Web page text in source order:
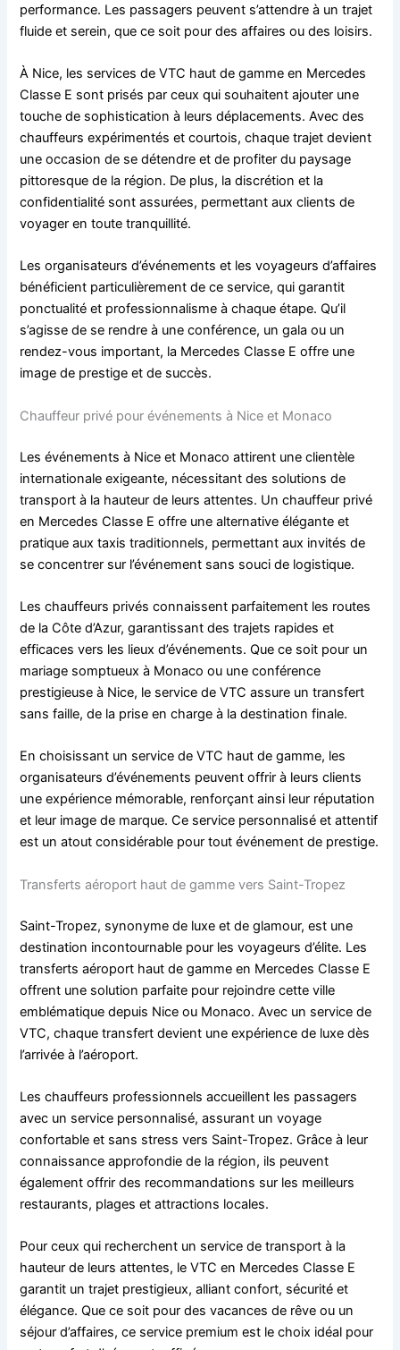
performance. Les passagers peuvent s’attendre à un trajet
fluide et serein, que ce soit pour des affaires ou des loisirs.
À Nice, les services de VTC haut de gamme en Mercedes
Classe E sont prisés par ceux qui souhaitent ajouter une
touche de sophistication à leurs déplacements. Avec des
chauffeurs expérimentés et courtois, chaque trajet devient
une occasion de se détendre et de profiter du paysage
pittoresque de la région. De plus, la discrétion et la
confidentialité sont assurées, permettant aux clients de
voyager en toute tranquillité.
Les organisateurs d’événements et les voyageurs d’affaires
bénéficient particulièrement de ce service, qui garantit
ponctualité et professionnalisme à chaque étape. Qu’il
s’agisse de se rendre à une conférence, un gala ou un
rendez-vous important, la Mercedes Classe E offre une
image de prestige et de succès.
Chauffeur privé pour événements à Nice et Monaco
Les événements à Nice et Monaco attirent une clientèle
internationale exigeante, nécessitant des solutions de
transport à la hauteur de leurs attentes. Un chauffeur privé
en Mercedes Classe E offre une alternative élégante et
pratique aux taxis traditionnels, permettant aux invités de
se concentrer sur l’événement sans souci de logistique.
Les chauffeurs privés connaissent parfaitement les routes
de la Côte d’Azur, garantissant des trajets rapides et
efficaces vers les lieux d’événements. Que ce soit pour un
mariage somptueux à Monaco ou une conférence
prestigieuse à Nice, le service de VTC assure un transfert
sans faille, de la prise en charge à la destination finale.
En choisissant un service de VTC haut de gamme, les
organisateurs d’événements peuvent offrir à leurs clients
une expérience mémorable, renforçant ainsi leur réputation
et leur image de marque. Ce service personnalisé et attentif
est un atout considérable pour tout événement de prestige.
Transferts aéroport haut de gamme vers Saint-Tropez
Saint-Tropez, synonyme de luxe et de glamour, est une
destination incontournable pour les voyageurs d’élite. Les
transferts aéroport haut de gamme en Mercedes Classe E
offrent une solution parfaite pour rejoindre cette ville
emblématique depuis Nice ou Monaco. Avec un service de
VTC, chaque transfert devient une expérience de luxe dès
l’arrivée à l’aéroport.
Les chauffeurs professionnels accueillent les passagers
avec un service personnalisé, assurant un voyage
confortable et sans stress vers Saint-Tropez. Grâce à leur
connaissance approfondie de la région, ils peuvent
également offrir des recommandations sur les meilleurs
restaurants, plages et attractions locales.
Pour ceux qui recherchent un service de transport à la
hauteur de leurs attentes, le VTC en Mercedes Classe E
garantit un trajet prestigieux, alliant confort, sécurité et
élégance. Que ce soit pour des vacances de rêve ou un
séjour d’affaires, ce service premium est le choix idéal pour